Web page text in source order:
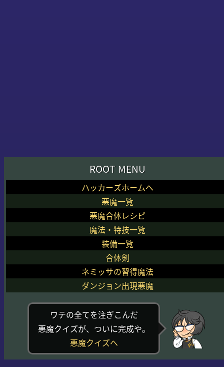
ROOT MENU
ハッカーズホームへ
悪魔一覧
悪魔合体レシピ
魔法・特技一覧
装備一覧
合体剣
ネミッサの習得魔法
ダンジョン出現悪魔
ワテの全てを注ぎこんだ
悪魔クイズが、ついに完成や。
悪魔クイズへ